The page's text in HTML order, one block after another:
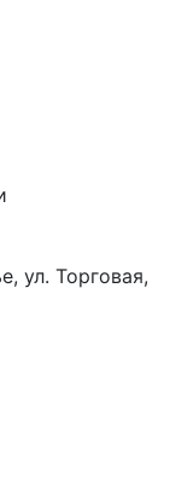
ул. Торговая,